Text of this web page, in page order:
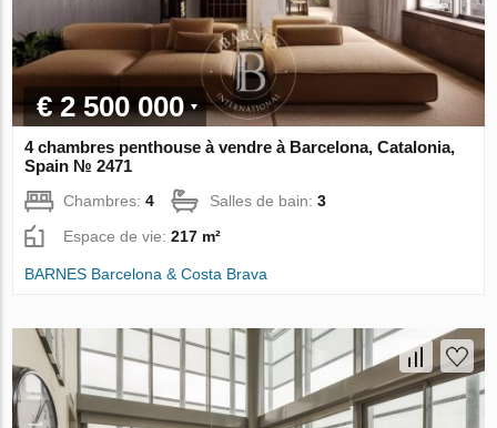
€ 2 500 000
4 chambres penthouse à vendre à Barcelona, Catalonia,
Spain № 2471
Chambres:4 Salles de bain:3
Espace de vie:217 m²
BARNES Barcelona & Costa Brava